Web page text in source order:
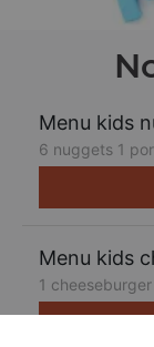
Menu kids
6 nuggets 1
Menu kids
1